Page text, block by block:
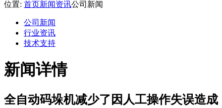
位置: 首页新闻资讯公司新闻
公司新闻
行业资讯
技术支持
新闻详情
全自动码垛机减少了因人工操作失误造成